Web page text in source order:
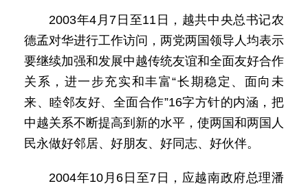
2003年4月7日至11日，越共中央总书记农
德孟对华进行工作访问，两党两国领导人均表示
要继续加强和发展中越传统友谊和全面友好合作
关系，进一步充实和丰富“长期稳定、面向未
来、睦邻友好、全面合作”16字方针的内涵，把
中越关系不断提高到新的水平，使两国和两国人
民永做好邻居、好朋友、好同志、好伙伴。
2004年10月6日至7日，应越南政府总理潘